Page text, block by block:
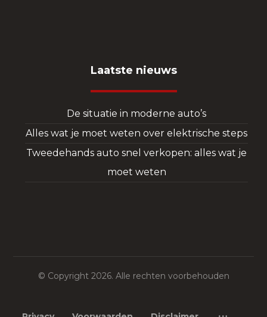
Laatste nieuws
De situatie in moderne auto’s
Alles wat je moet weten over elektrische steps
Tweedehands auto snel verkopen: alles wat je
moet weten
© Copyright 2026. Alle rechten voorbehouden